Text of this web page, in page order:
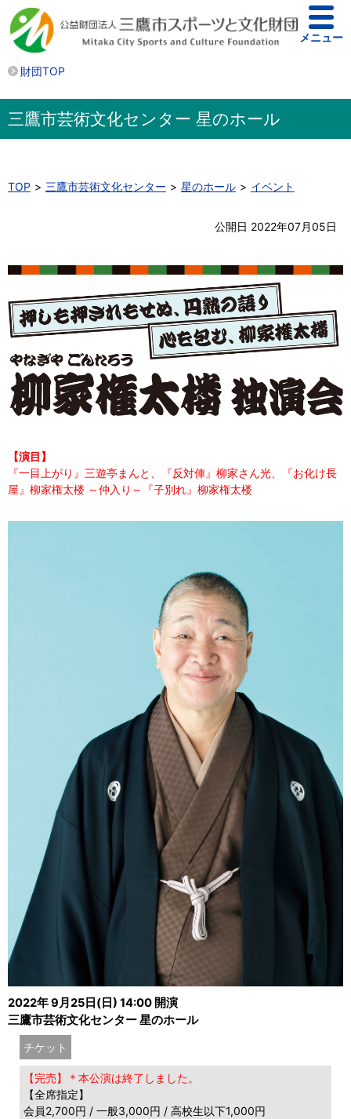
財団TOP
メニュー
三鷹市芸術文化センター 星のホール
TOP 三鷹市芸術文化センター 星のホール イベント
公開日 2022年07月05日
【演目】
『一目上がり』三遊亭まんと、『反対俥』柳家さん光、『お化け長
屋』柳家権太楼 ～仲入り～『子別れ』柳家権太楼
2022年 9月25日(日) 14:00 開演
三鷹市芸術文化センター 星のホール
チケット
【完売】＊本公演は終了しました。
【全席指定】
会員2,700円 / 一般3,000円 / 高校生以下1,000円